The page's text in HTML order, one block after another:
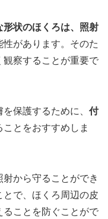
状のほくろは、照射
性があります。そのた
察することが重要で
保護するために、 付
ことをおすすめしま
から守ることができ
とで、ほくろ周辺の皮
ることを防ぐことがで